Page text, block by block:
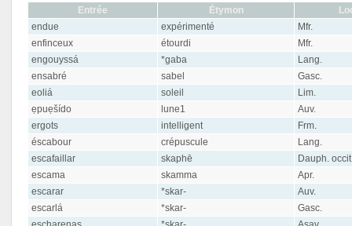
Entrée Étymon
endue
expérimenté
Mfr.
enfinceux
étourdi
Mfr.
engouyssá
*gaba
Lang.
ensabré
sabel
Gasc.
eoliá
soleil
Lim.
ẹpuẹšído
lune1
Auv.
ergots
intelligent
Frm.
éscabour
crépuscule
Lang.
escafaillar
skaphē
Dauph.
escama
skamma
Apr.
escarar
*skar-
Auv.
escarlá
*skar-
Gasc.